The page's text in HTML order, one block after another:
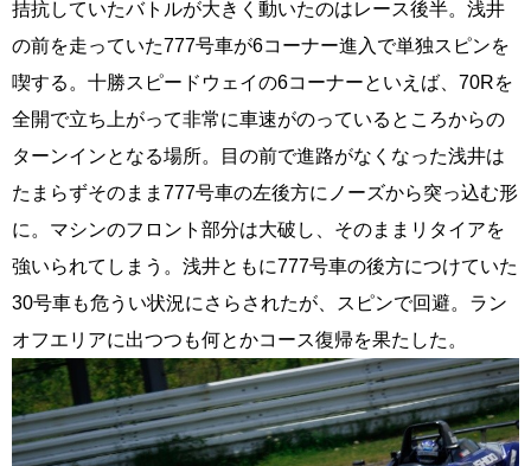
拮抗していたバトルが大きく動いたのはレース後半。浅井
の前を走っていた777号車が6コーナー進入で単独スピンを
喫する。十勝スピードウェイの6コーナーといえば、70Rを
全開で立ち上がって非常に車速がのっているところからの
ターンインとなる場所。目の前で進路がなくなった浅井は
たまらずそのまま777号車の左後方にノーズから突っ込む形
に。マシンのフロント部分は大破し、そのままリタイアを
強いられてしまう。浅井ともに777号車の後方につけていた
30号車も危うい状況にさらされたが、スピンで回避。ラン
オフエリアに出つつも何とかコース復帰を果たした。